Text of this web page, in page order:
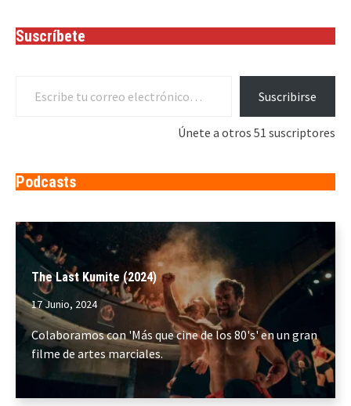
Suscríbete
Suscribirse
Únete a otros 51 suscriptores
Podcasts
The Last Kumite (2024)
17 Junio, 2024
Colaboramos con 'Más que cine de los 80's' en un gran
filme de artes marciales.